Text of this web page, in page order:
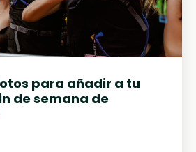
para añadir a tu
de semana de